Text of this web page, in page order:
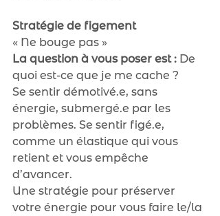
Stratégie de figement
« Ne bouge pas »
La question à vous poser est : De
quoi est-ce que je me cache ?
Se sentir démotivé.e, sans
énergie, submergé.e par les
problèmes. Se sentir figé.e,
comme un élastique qui vous
retient et vous empêche
d’avancer.
Une stratégie pour préserver
votre énergie pour vous faire le/la